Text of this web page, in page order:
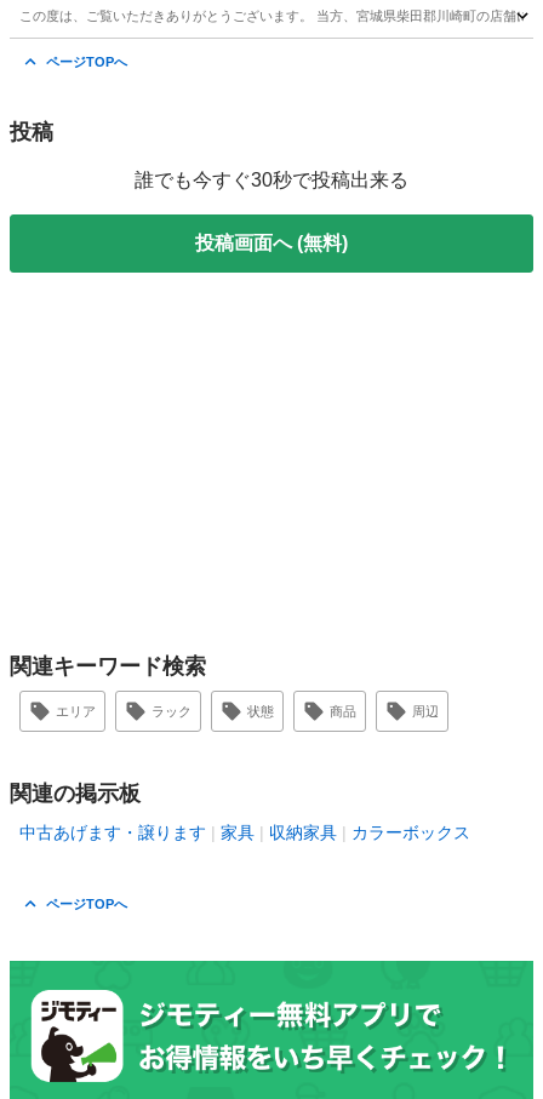
この度は、ご覧いただきありがとうございます。 当方、宮城県柴田郡川崎町の店舗
ページTOPへ
投稿
誰でも今すぐ30秒で投稿出来る
投稿画面へ (無料)
関連キーワード検索
エリア ラック 状態 商品 周辺
関連の掲示板
中古あげます・譲ります 家具 収納家具 カラーボックス
ページTOPへ